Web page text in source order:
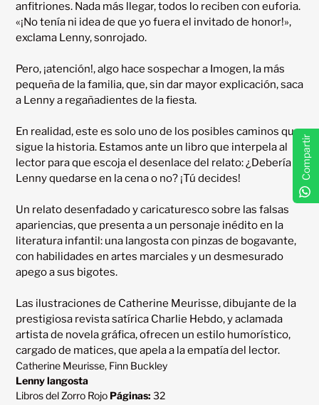
anfitriones. Nada más llegar, todos lo reciben con euforia.
«¡No tenía ni idea de que yo fuera el invitado de honor!»,
exclama Lenny, sonrojado.
Pero, ¡atención!, algo hace sospechar a Imogen, la más
pequeña de la familia, que, sin dar mayor explicación, saca
a Lenny a regañadientes de la fiesta.
En realidad, este es solo uno de los posibles caminos que
sigue la historia. Estamos ante un libro que interpela al
lector para que escoja el desenlace del relato: ¿Debería
Lenny quedarse en la cena o no? ¡Tú decides!
Un relato desenfadado y caricaturesco sobre las falsas
apariencias, que presenta a un personaje inédito en la
literatura infantil: una langosta con pinzas de bogavante,
con habilidades en artes marciales y un desmesurado
apego a sus bigotes.
Las ilustraciones de Catherine Meurisse, dibujante de la
prestigiosa revista satírica Charlie Hebdo, y aclamada
artista de novela gráfica, ofrecen un estilo humorístico,
Catherine Meurisse, Finn Buckley
Lenny langosta
Libros del Zorro Rojo Páginas: 32
Compartir